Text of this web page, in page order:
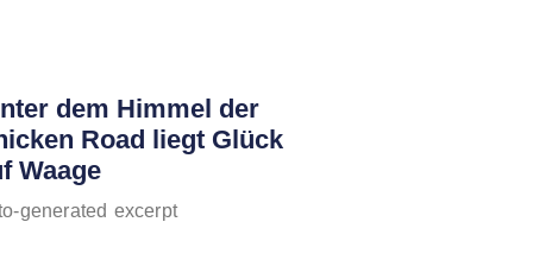
dem Himmel der
Road liegt Glück
Waage
generated excerpt